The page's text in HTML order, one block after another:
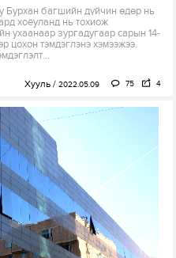
Бурхан багшийн дүйчин өдөр нь
хоёуланд нь тохиож
ухаанаар зургадугаар сарын 14-
цохон тэмдэглэнэ хэмээжээ.
Хууль 2022.05.09 75 4